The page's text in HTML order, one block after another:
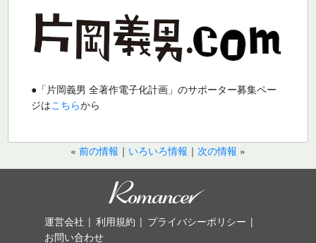
●「片岡義男 全著作電子化計画」のサポーター募集ペー
ジはこちらから
« 前の情報 ｜ いろいろ情報 ｜ 次の情報 »
運営会社 利用規約
プライバシーポリシー
お問い合わせ